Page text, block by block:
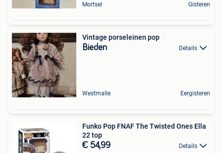
Mortsel Gisteren
Vintage porseleinen pop
Bieden Details
Westmalle Eergisteren
Funko Pop FNAF The Twisted Ones Ella
22 top
€ 54,99 Details